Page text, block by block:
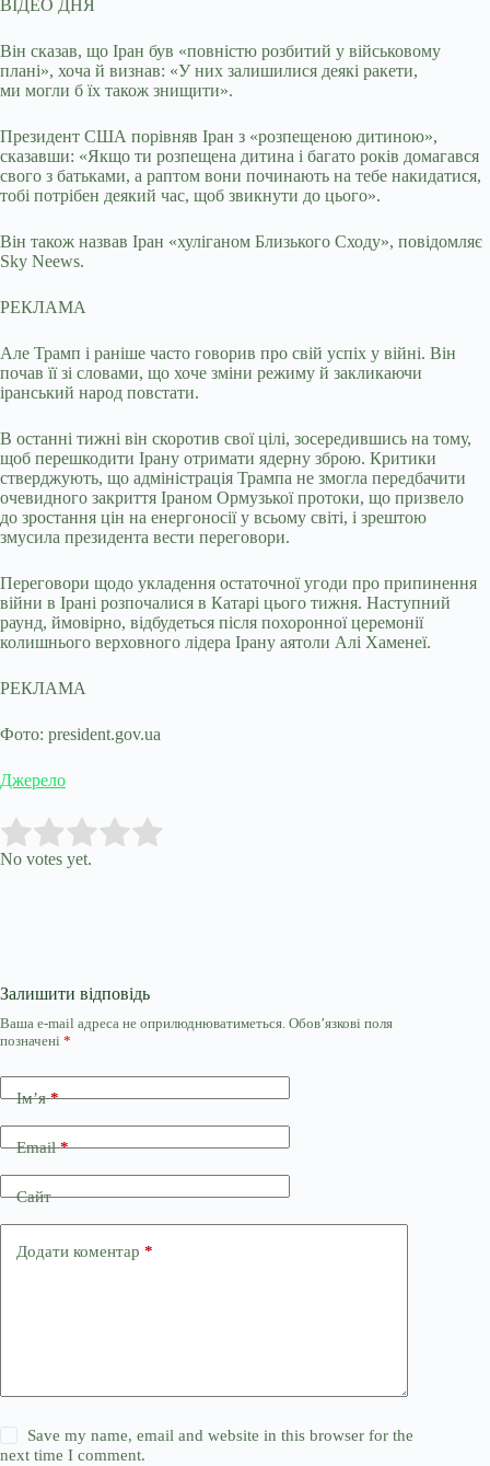
ВІДЕО ДНЯ
Він сказав, що Іран був «повністю розбитий у військовому
плані», хоча й визнав: «У них залишилися деякі ракети,
ми могли б їх також знищити».
Президент США порівняв Іран з «розпещеною дитиною»,
сказавши: «Якщо ти розпещена дитина і багато років домагався
свого з батьками, а раптом вони починають на тебе накидатися,
тобі потрібен деякий час, щоб звикнути до цього».
Він також назвав Іран «хуліганом Близького Сходу», повідомляє
Sky Neews.
РЕКЛАМА
Але Трамп і раніше часто говорив про свій успіх у війні. Він
почав її зі словами, що хоче зміни режиму й закликаючи
іранський народ повстати.
В останні тижні він скоротив свої цілі, зосередившись на тому,
щоб перешкодити Ірану отримати ядерну зброю. Критики
стверджують, що адміністрація Трампа не змогла передбачити
очевидного закриття Іраном Ормузької протоки, що призвело
до зростання цін на енергоносії у всьому світі, і зрештою
змусила президента вести переговори.
Переговори щодо укладення остаточної угоди про припинення
війни в Ірані розпочалися в Катарі цього тижня. Наступний
раунд, ймовірно, відбудеться після похоронної церемонії
колишнього верховного лідера Ірану аятоли Алі Хаменеї.
РЕКЛАМА
Фото: president.gov.ua
Джерело
Rate this item:
No votes yet.
Залишити відповідь
Ваша e-mail адреса не оприлюднюватиметься. Обов’язкові поля
позначені *
Ім’я*
Email*
Сайт
Додати коментар *
Save my name, email and website in this browser for the
next time I comment.